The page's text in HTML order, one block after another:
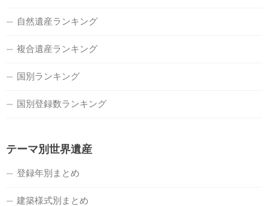
自然遺産ランキング
複合遺産ランキング
国別ランキング
国別登録数ランキング
テーマ別世界遺産
登録年別まとめ
建築様式別まとめ